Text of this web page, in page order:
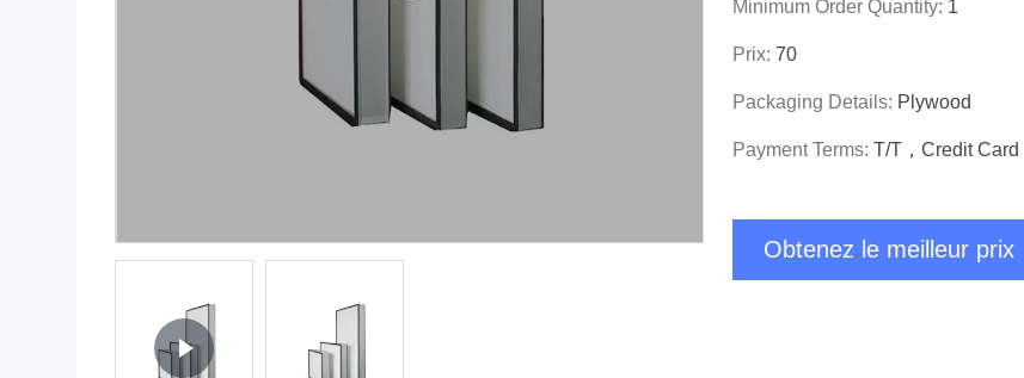
Minimum Order Quantity: 1
Prix: 70
Packaging Details: Plywood
Payment Terms: T/T，Credit Card
Obtenez le meilleur prix